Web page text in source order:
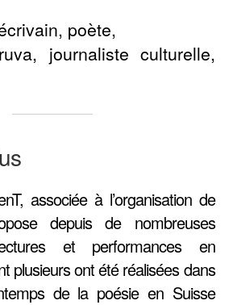
poète,
journaliste culturelle,
associée à l’organisation de
depuis de nombreuses
et performances en
plusieurs ont été réalisées dans
de la poésie en Suisse